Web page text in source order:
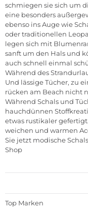
schmiegen sie sich um
eine besonders
ebenso ins Auge wie
oder traditionellen
legen sich mit
sanft um den Hals und
auch schnell einmal
Während des
Und lässige Tücher, zu
rücken am Beach nicht
Während Schals und
hauchdünnen
etwas rustikaler
weichen und warmen
Sie jetzt modische
Shop
Top Marken